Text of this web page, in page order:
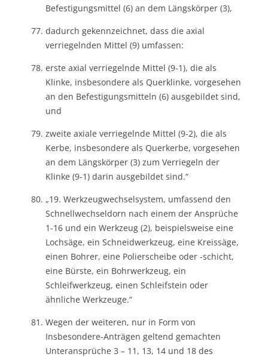
Befestigungsmittel (6) an dem Längskörper (3),
dadurch gekennzeichnet, dass die axial
verriegelnden Mittel (9) umfassen:
erste axial verriegelnde Mittel (9-1), die als
Klinke, insbesondere als Querklinke, vorgesehen
an den Befestigungsmitteln (6) ausgebildet sind,
und
zweite axiale verriegelnde Mittel (9-2), die als
Kerbe, insbesondere als Querkerbe, vorgesehen
an dem Längskörper (3) zum Verriegeln der
Klinke (9-1) darin ausgebildet sind.“
„19. Werkzeugwechselsystem, umfassend den
Schnellwechseldorn nach einem der Ansprüche
1-16 und ein Werkzeug (2), beispielsweise eine
Lochsäge, ein Schneidwerkzeug, eine Kreissäge,
einen Bohrer, eine Polierscheibe oder -schicht,
eine Bürste, ein Bohrwerkzeug, ein
Schleifwerkzeug, einen Schleifstein oder
ähnliche Werkzeuge.“
Wegen der weiteren, nur in Form von
Insbesondere-Anträgen geltend gemachten
Unteransprüche 3 – 11, 13, 14 und 18 des